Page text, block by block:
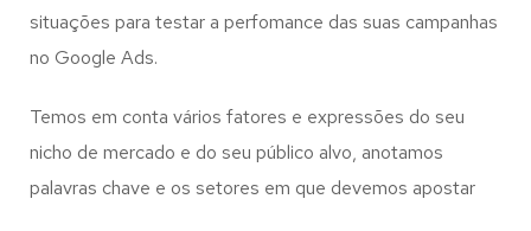
situações para testar a perfomance das suas campanhas
no Google Ads.
Temos em conta vários fatores e expressões do seu
nicho de mercado e do seu público alvo, anotamos
palavras chave e os setores em que devemos apostar